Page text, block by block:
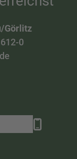
Görlitz
0